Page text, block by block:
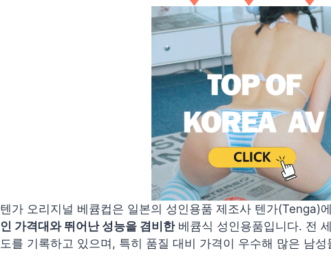
텐가 오리지널 베큠컵은 일본의 성인용품 제조사 텐가(Tenga)
인 가격대와 뛰어난 성능을 겸비한베큠식 성인용품입니다. 전
도를 기록하고 있으며, 특히 품질 대비 가격이 우수해 많은 남